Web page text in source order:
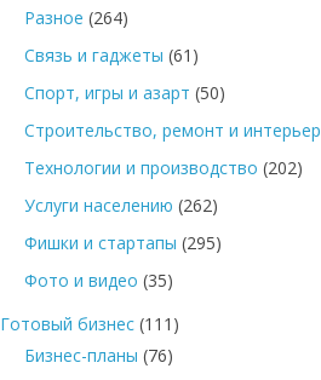
Разное (264)
Связь и гаджеты (61)
Спорт, игры и азарт (50)
Строительство, ремонт и интерьер
Технологии и производство (202)
Услуги населению (262)
Фишки и стартапы (295)
Фото и видео (35)
Готовый бизнес (111)
Бизнес-планы (76)